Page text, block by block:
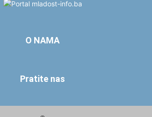
O NAMA
Pratite nas